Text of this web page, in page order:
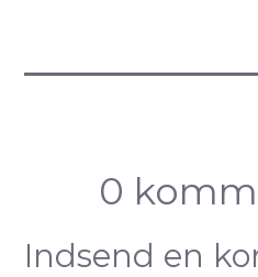
0
Indsend en